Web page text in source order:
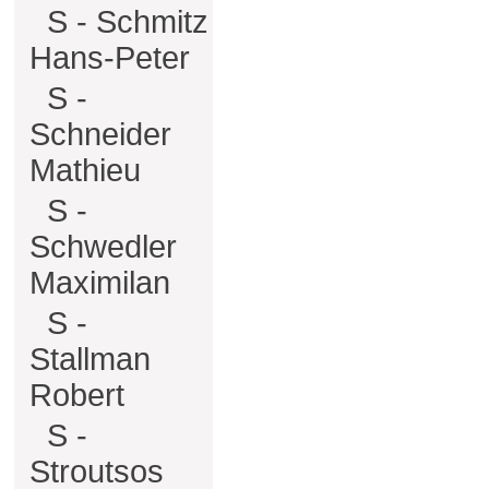
S - Schmitz
Hans-Peter
S -
Schneider
Mathieu
S -
Schwedler
Maximilan
S -
Stallman
Robert
S -
Stroutsos